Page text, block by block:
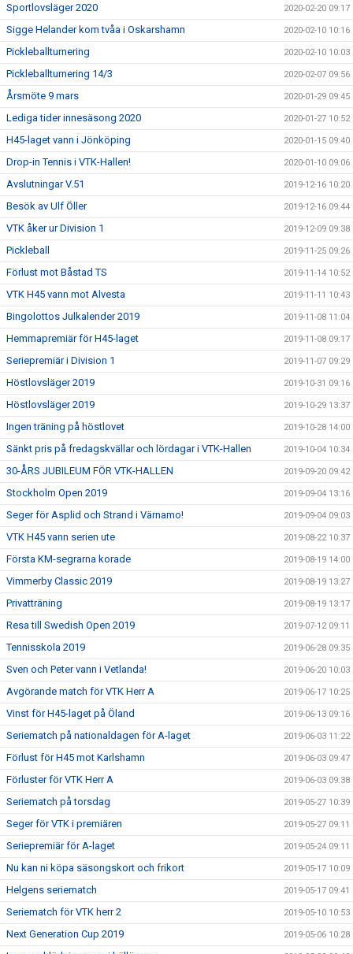
Sportlovsläger 2020 2020-02-20 09:17
Sigge Helander kom tvåa i Oskarshamn 2020-02-10 10:16
Pickleballturnering 2020-02-10 10:03
Pickleballturnering 14/3 2020-02-07 09:56
Årsmöte 9 mars 2020-01-29 09:45
Lediga tider innesäsong 2020 2020-01-27 10:52
H45-laget vann i Jönköping 2020-01-15 09:40
Drop-in Tennis i VTK-Hallen! 2020-01-10 09:06
Avslutningar V.51 2019-12-16 10:20
Besök av Ulf Öller 2019-12-16 09:44
VTK åker ur Division 1 2019-12-09 09:38
Pickleball 2019-11-25 09:26
Förlust mot Båstad TS 2019-11-14 10:52
VTK H45 vann mot Alvesta 2019-11-11 10:43
Bingolottos Julkalender 2019 2019-11-08 11:04
Hemmapremiär för H45-laget 2019-11-08 09:17
Seriepremiär i Division 1 2019-11-07 09:29
Höstlovsläger 2019 2019-10-31 09:16
Höstlovsläger 2019 2019-10-29 13:37
Ingen träning på höstlovet 2019-10-28 14:00
Sänkt pris på fredagskvällar och lördagar i VTK-Hallen 2019-10-04 10:34
30-ÅRS JUBILEUM FÖR VTK-HALLEN 2019-09-20 09:42
Stockholm Open 2019 2019-09-04 13:16
Seger för Asplid och Strand i Värnamo! 2019-09-04 09:03
VTK H45 vann serien ute 2019-08-22 10:37
Första KM-segrarna korade 2019-08-19 14:00
Vimmerby Classic 2019 2019-08-19 13:27
Privatträning 2019-08-19 13:17
Resa till Swedish Open 2019 2019-07-12 09:11
Tennisskola 2019 2019-06-28 09:35
Sven och Peter vann i Vetlanda! 2019-06-20 10:03
Avgörande match för VTK Herr A 2019-06-17 10:25
Vinst för H45-laget på Öland 2019-06-13 09:16
Seriematch på nationaldagen för A-laget 2019-06-03 11:22
Förlust för H45 mot Karlshamn 2019-06-03 09:47
Förluster för VTK Herr A 2019-06-03 09:38
Seriematch på torsdag 2019-05-27 10:39
Seger för VTK i premiären 2019-05-27 09:11
Seriepremiär för A-laget 2019-05-24 09:11
Nu kan ni köpa säsongskort och frikort 2019-05-17 10:09
Helgens seriematch 2019-05-17 09:41
Seriematch för VTK herr 2 2019-05-10 10:53
Next Generation Cup 2019 2019-05-06 10:28